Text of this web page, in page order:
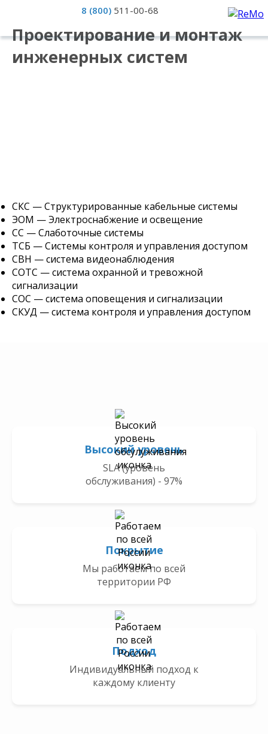
8 (800) 511-00-68
Проектирование и монтаж
инженерных систем
СКС — Структурированные кабельные системы
ЭОМ — Электроснабжение и освещение
СС — Слаботочные системы
ТСБ — Системы контроля и управления доступом
СВН — система видеонаблюдения
СОТС — система охранной и тревожной
сигнализации
СОС — система оповещения и сигнализации
СКУД — система контроля и управления доступом
Высокий уровень
SLA (уровень
обслуживания) - 97%
Покрытие
Мы работаем по всей
территории РФ
Подход
Индивидуальный подход к
каждому клиенту